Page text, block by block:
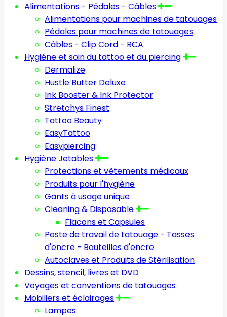
Alimentations - Pédales - Câbles
Alimentations pour machines de tatouages
Pédales pour machines de tatouages
Câbles - Clip Cord - RCA
Hygiéne et soin du tattoo et du piercing
Dermalize
Hustle Butter Deluxe
Ink Booster & Ink Protector
Stretchys Finest
Tattoo Beauty
EasyTattoo
Easypiercing
Hygiène Jetables
Protections et vêtements médicaux
Produits pour l'hygiène
Gants à usage unique
Cleaning & Disposable
Flacons et Capsules
Poste de travail de tatouage - Tasses
d'encre - Bouteilles d'encre
Autoclaves et Produits de Stérilisation
Dessins, stencil, livres et DVD
Voyages et conventions de tatouages
Mobiliers et éclairages
Lampes